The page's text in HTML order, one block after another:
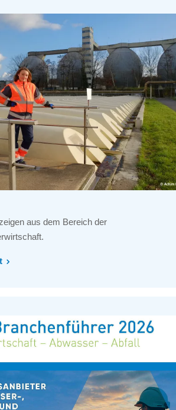
aus dem Bereich der